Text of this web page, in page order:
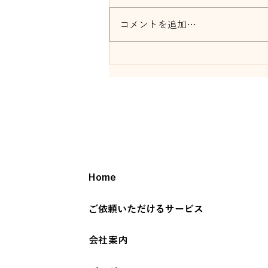
「忍者曲芸ショー＆修行体
コメントを追加…
Home
ご依頼いただけるサービス
会社案内